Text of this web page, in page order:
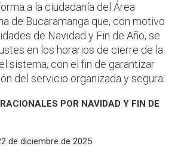
a la ciudadanía del Área
de Bucaramanga que, con motivo
de Navidad y Fin de Año, se
en los horarios de cierre de la
sistema, con el fin de garantizar
del servicio organizada y segura.
POR NAVIDAD Y FIN DE
de diciembre de 2025